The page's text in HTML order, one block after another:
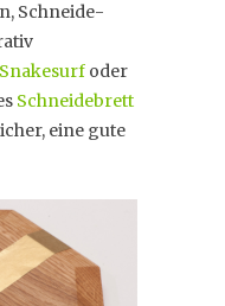
Schneide-
Snakesurf oder
Schneidebrett
eine gute